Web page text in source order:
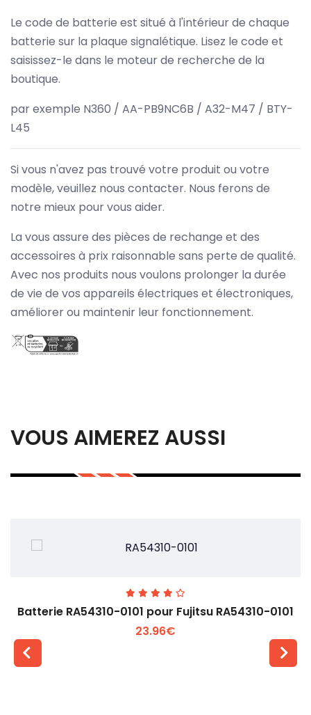
Le code de batterie est situé à l'intérieur de chaque
batterie sur la plaque signalétique. Lisez le code et
saisissez-le dans le moteur de recherche de la
boutique.
par exemple N360 / AA-PB9NC6B / A32-M47 / BTY-
L45
Si vous n'avez pas trouvé votre produit ou votre
modèle, veuillez nous contacter. Nous ferons de
notre mieux pour vous aider.
La vous assure des pièces de rechange et des
accessoires à prix raisonnable sans perte de qualité.
Avec nos produits nous voulons prolonger la durée
de vie de vos appareils électriques et électroniques,
améliorer ou maintenir leur fonctionnement.
VOUS AIMEREZ AUSSI
Batterie RA54310-0101 pour Fujitsu RA54310-0101
23.96€